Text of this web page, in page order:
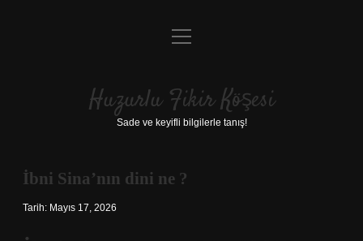
Anasayfa
Yasal Uyarı
menüyü
Huzurlu Fikir Köşesi
Sade ve keyifli bilgilerle tanış!
İbni Sina’nın dini ne ?
Tarih: Mayıs 17, 2026